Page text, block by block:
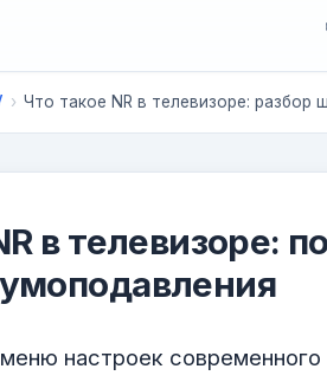
› Что такое NR в телевизоре:
в телевизоре:
настроек